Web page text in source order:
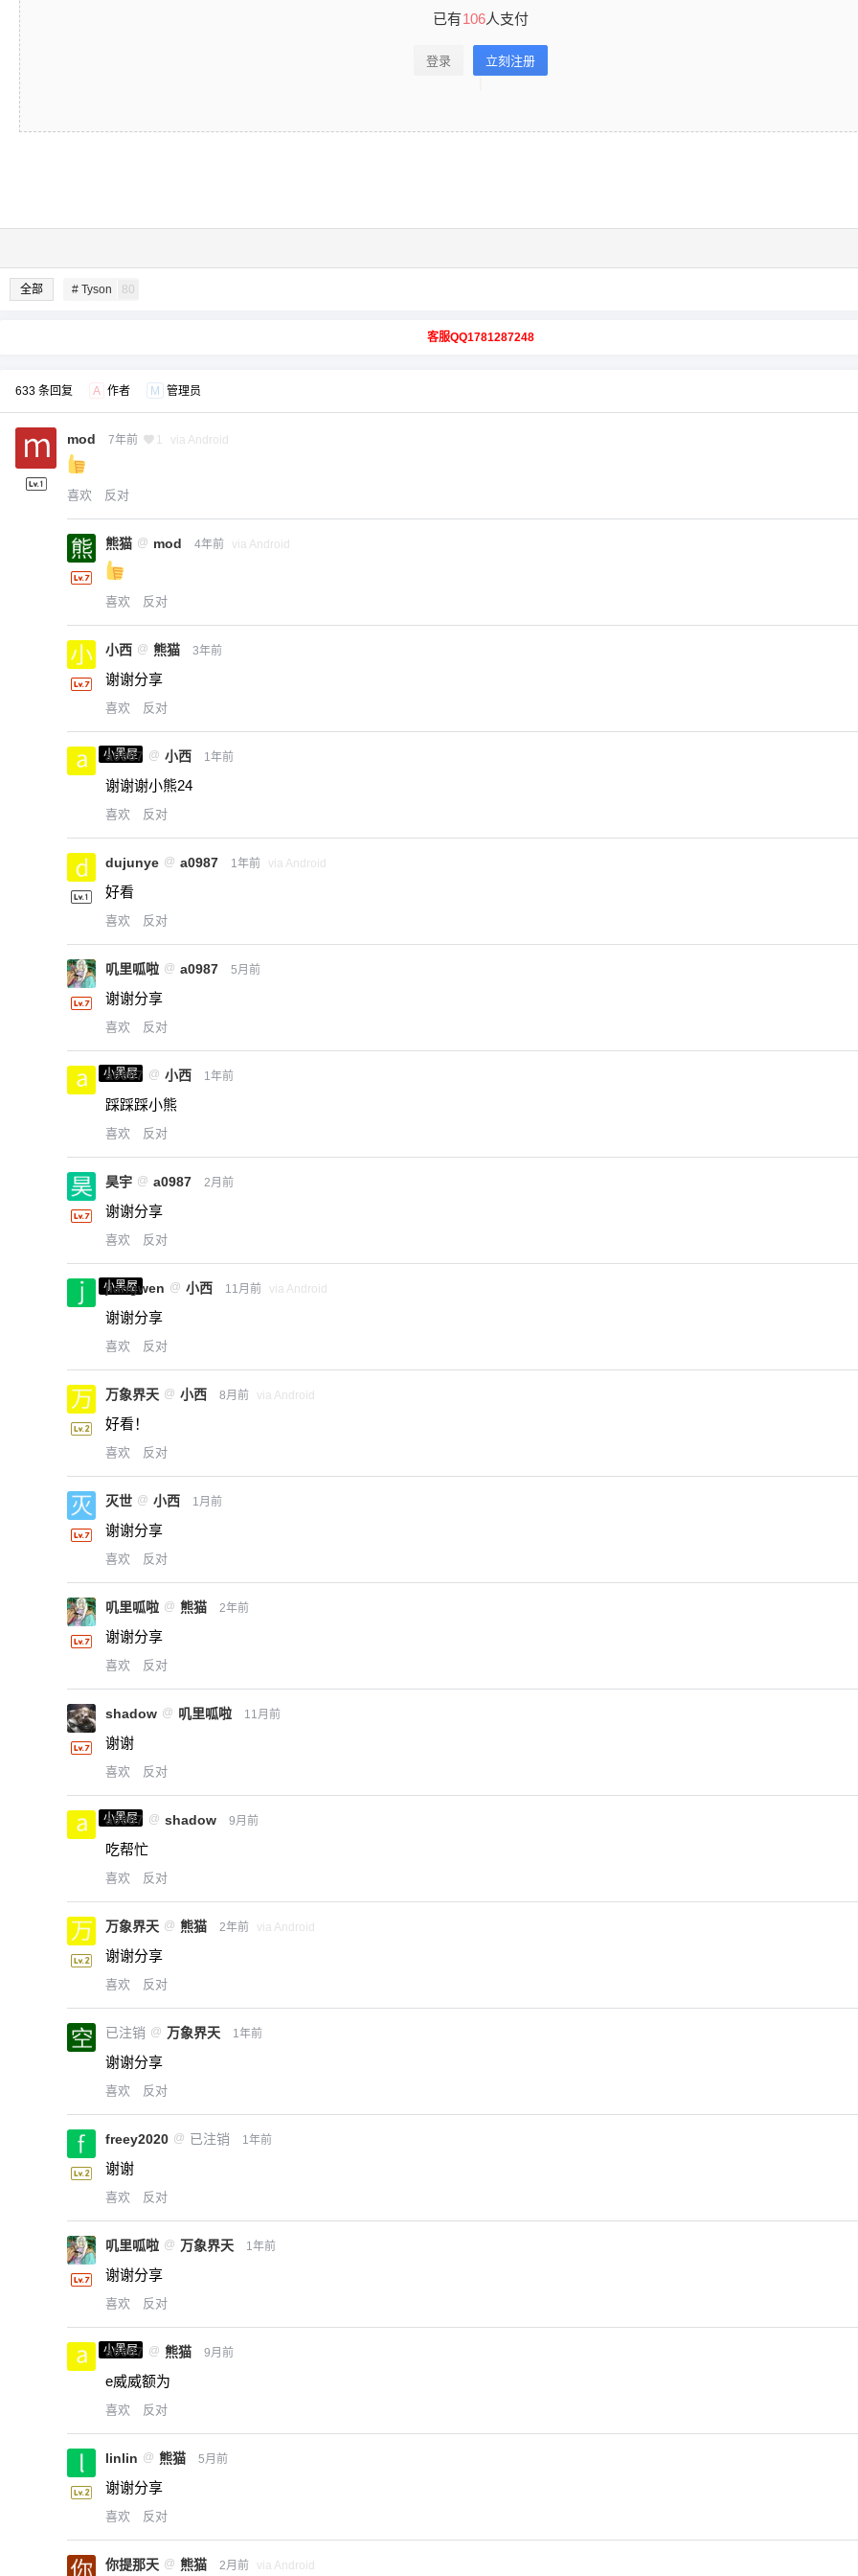
已有106人支付
登录 立刻注册
全部 # Tyson 80
当前隐藏内容需要支付100熊币 已有106人支付
客服QQ1781287248
633 条回复 A 作者 M 管理员
mod 7年前 1 via Android
喜欢 反对
熊猫 @ mod 4年前 via Android
喜欢 反对
小西 @ 熊猫 3年前
谢谢分享
喜欢 反对
小黑屋
a0987 @ 小西 1年前
谢谢谢小熊24
喜欢 反对
dujunye @ a0987 1年前 via Android
好看
喜欢 反对
叽里呱啦 @ a0987 5月前
谢谢分享
喜欢 反对
小黑屋
a0987 @ 小西 1年前
踩踩踩小熊
喜欢 反对
昊宇 @ a0987 2月前
谢谢分享
喜欢 反对
小黑屋
jiangwen @ 小西 11月前 via Android
谢谢分享
喜欢 反对
万象界天 @ 小西 8月前 via Android
好看！
喜欢 反对
灭世 @ 小西 1月前
谢谢分享
喜欢 反对
叽里呱啦 @ 熊猫 2年前
谢谢分享
喜欢 反对
shadow @ 叽里呱啦 11月前
谢谢
喜欢 反对
小黑屋
a0987 @ shadow 9月前
吃帮忙
喜欢 反对
万象界天 @ 熊猫 2年前 via Android
谢谢分享
喜欢 反对
已注销 @ 万象界天 1年前
谢谢分享
喜欢 反对
freey2020 @ 已注销 1年前
谢谢
喜欢 反对
叽里呱啦 @ 万象界天 1年前
谢谢分享
喜欢 反对
小黑屋
a0987 @ 熊猫 9月前
e威威额为
喜欢 反对
linlin @ 熊猫 5月前
谢谢分享
喜欢 反对
你提那天 @ 熊猫 2月前 via Android
您没有权限发布内容，请购买会员或者提升权